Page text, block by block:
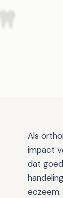
Als
impact
dat
eczeem.